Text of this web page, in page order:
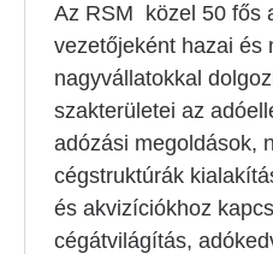
Az RSM közel 50 fős
vezetőjeként hazai és
nagyvállatokkal
szakterületei az
adózási megoldások,
cégstruktúrák
és akvizíciókhoz
cégátvilágítás,